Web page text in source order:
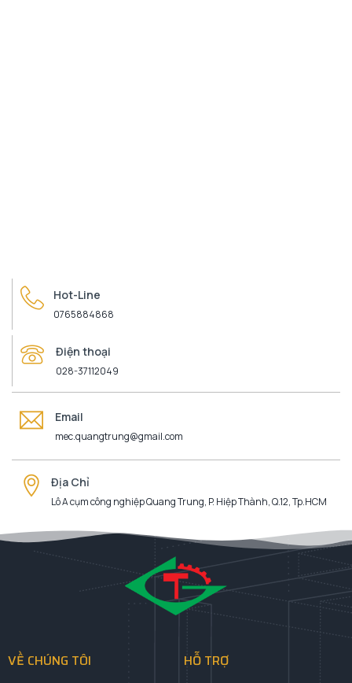
Hot-Line
0765884868
Điện thoại
028-37112049
Email
mec.quangtrung@gmail.com
Địa Chỉ
Lô A cụm công nghiệp Quang Trung, P. Hiệp Thành, Q.12, Tp.HCM
VỀ CHÚNG TÔI HỖ TRỢ